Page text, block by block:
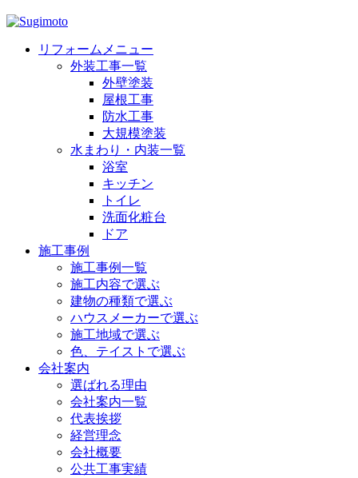
リフォームメニュー
外装工事一覧
外壁塗装
屋根工事
防水工事
大規模塗装
水まわり・内装一覧
浴室
キッチン
トイレ
洗面化粧台
ドア
施工事例
施工事例一覧
施工内容で選ぶ
建物の種類で選ぶ
ハウスメーカーで選ぶ
施工地域で選ぶ
色、テイストで選ぶ
会社案内
選ばれる理由
会社案内一覧
代表挨拶
経営理念
会社概要
公共工事実績